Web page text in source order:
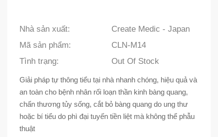
Nhà sản xuất:
Create Medic - Japan
Mã sản phẩm:
CLN-M14
Tình trạng:
Out Of Stock
Giải pháp tự thông tiểu tại nhà nhanh chóng, hiệu quả và
an toàn cho bệnh nhân rối loạn thần kinh bàng quang,
chấn thương tủy sống, cắt bỏ bàng quang do ung thư
hoặc bí tiểu do phì đại tuyến tiền liệt mà không thể phẫu
thuật